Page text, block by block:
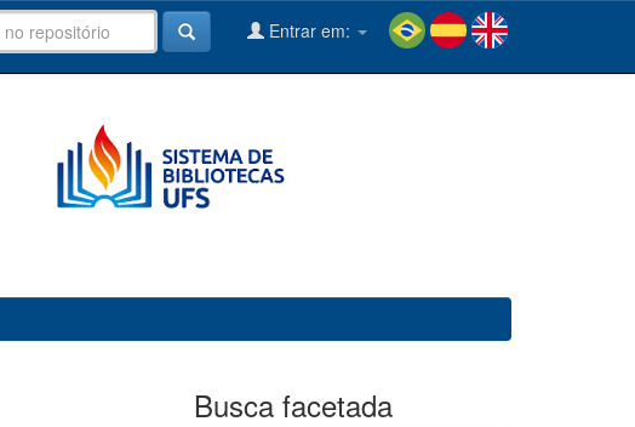
Entrar em:
Busca facetada